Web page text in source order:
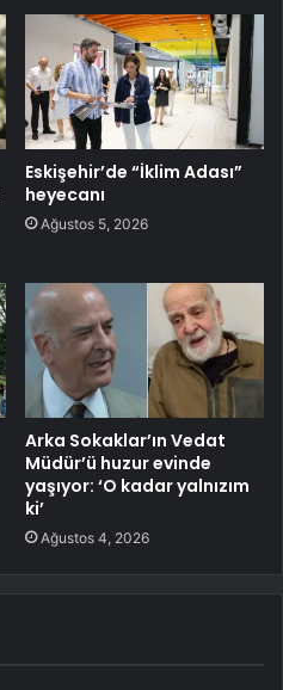
Eskişehir’de “İklim Adası”
heyecanı
Ağustos 5, 2026
Arka Sokaklar’ın Vedat
Müdür’ü huzur evinde
yaşıyor: ‘O kadar yalnızım
ki’
Ağustos 4, 2026